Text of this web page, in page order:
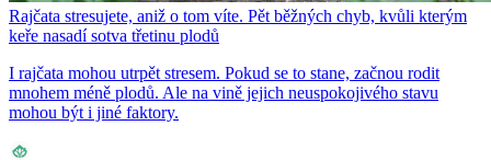
Rajčata stresujete, aniž o tom víte. Pět běžných chyb, kvůli kterým
keře nasadí sotva třetinu plodů
I rajčata mohou utrpět stresem. Pokud se to stane, začnou rodit
mnohem méně plodů. Ale na vině jejich neuspokojivého stavu
mohou být i jiné faktory.